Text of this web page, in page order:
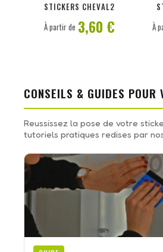
STICKERS CHEVAL2
À partir de 3,60 € À
CONSEILS & GUIDES POUR
Reussissez la pose de votre
tutoriels pratiques redises par